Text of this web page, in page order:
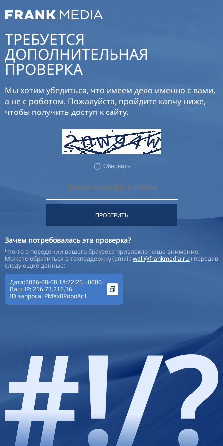
ТРЕБУЕТСЯ
ДОПОЛНИТЕЛЬНАЯ
ПРОВЕРКА
Мы хотим убедиться, что имеем дело именно с вами,
а не с роботом. Пожалуйста, пройдите капчу ниже,
чтобы получить доступ к сайту.
Обновить
ПРОВЕРИТЬ
Зачем потребовалась эта проверка?
Что-то в поведении вашего браузера привлекло наше внимание.
Можете обратиться в техподдержку (email:wall@frankmedia.ru) передав
следующие данные:
Дата:2026-08-08 18:22:25 +0000
Ваш IP:216.73.216.36
ID запроса: PMXx8Popo8c1